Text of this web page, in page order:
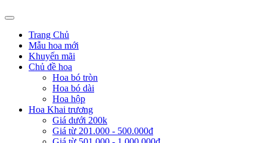
Trang Chủ
Mẫu hoa mới
Khuyến mãi
Chủ đề hoa
Hoa bó tròn
Hoa bó dài
Hoa hộp
Hoa Khai trương
Giá dưới 200k
Giá từ 201.000 - 500.000đ